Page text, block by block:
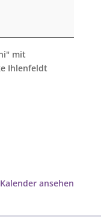
mit
Ihlenfeldt
ansehen